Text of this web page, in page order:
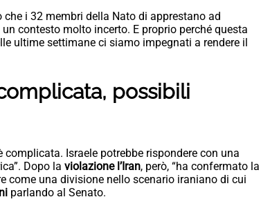
che i 32 membri della Nato di apprestano ad
contesto molto incerto. E proprio perché questa
ultime settimane ci siamo impegnati a rendere il
possibili
Israele potrebbe rispondere con una
Dopo la violazione l’Iran, però, “ha confermato la
come una divisione nello scenario iraniano di cui
parlando al Senato.